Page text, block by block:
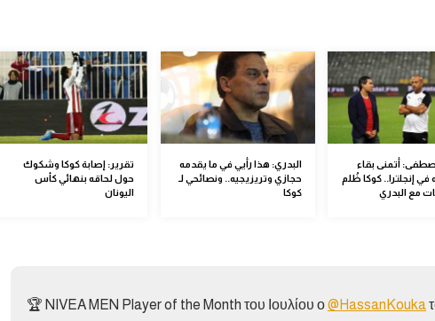
أتمنى بقاء
في إنجلترا.. كوكا ظُلم
مع البدري
البدري: هذا رأيي في ما يقدمه
حجازي وتريزيجيه.. ونصائحي لـ
كوكا
تقرير: إصابة كوكا وشكوك
حول لحاقه بنهائي كأس
اليونان
🏆 NIVEA MEN Player of the Month του Ιουλίου ο@HassanKouka